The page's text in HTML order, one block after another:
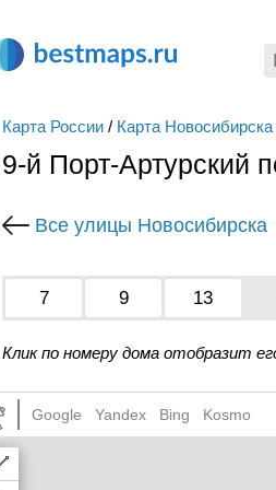
Карта России / Карта Новосибирска
9-й Порт-Артурский
Все улицы Новосибирска
7 9 13
Клик по номеру дома отобразит
Google Yandex Bing Kosmo
Draw